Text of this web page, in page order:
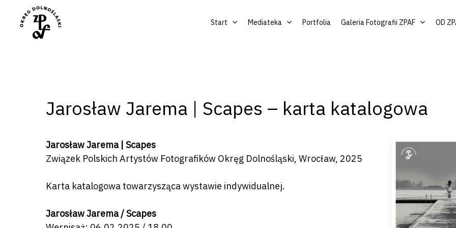
Naciśnij enter by wyszukać lub ESC aby zamknąć
Start Mediateka Portfolia Galeria Fotografii ZPAF OD
Jarosław Jarema | Scapes – karta katalogowa
Jarosław Jarema | Scapes
Związek Polskich Artystów Fotografików Okręg Dolnośląski, Wrocław, 2025
Karta katalogowa towarzysząca wystawie indywidualnej.
Jarosław Jarema / Scapes